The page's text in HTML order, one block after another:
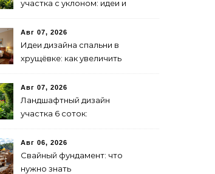
участка с уклоном: идеи и
Авг 07, 2026
Идеи дизайна спальни в
хрущёвке: как увеличить
Авг 07, 2026
Ландшафтный дизайн
участка 6 соток:
Авг 06, 2026
Свайный фундамент: что
нужно знать